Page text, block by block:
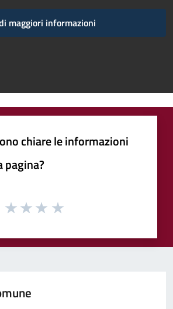
maggiori informazioni
chiare le informazioni
pagina?